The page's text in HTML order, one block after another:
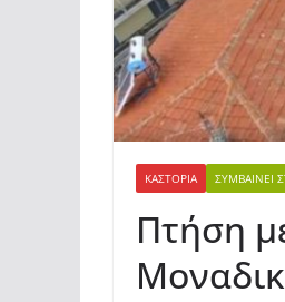
ΚΑΣΤΟΡΙΆ ΣΥΜΒΑΊΝΕΙ
Πτήση